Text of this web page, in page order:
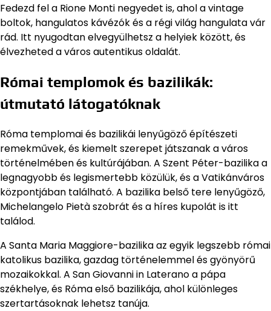
Fedezd fel a Rione Monti negyedet is, ahol a vintage
boltok, hangulatos kávézók és a régi világ hangulata vár
rád. Itt nyugodtan elvegyülhetsz a helyiek között, és
élvezheted a város autentikus oldalát.
Római templomok és bazilikák:
útmutató látogatóknak
Róma templomai és bazilikái lenyűgöző építészeti
remekművek, és kiemelt szerepet játszanak a város
történelmében és kultúrájában. A Szent Péter-bazilika a
legnagyobb és legismertebb közülük, és a Vatikánváros
központjában található. A bazilika belső tere lenyűgöző,
Michelangelo Pietà szobrát és a híres kupolát is itt
találod.
A Santa Maria Maggiore-bazilika az egyik legszebb római
katolikus bazilika, gazdag történelemmel és gyönyörű
mozaikokkal. A San Giovanni in Laterano a pápa
székhelye, és Róma első bazilikája, ahol különleges
szertartásoknak lehetsz tanúja.